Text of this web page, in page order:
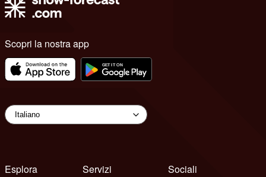
Scopri la nostra app
Esplora
Servizi
Sociali